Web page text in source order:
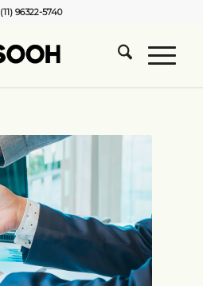
(11) 96322-5740